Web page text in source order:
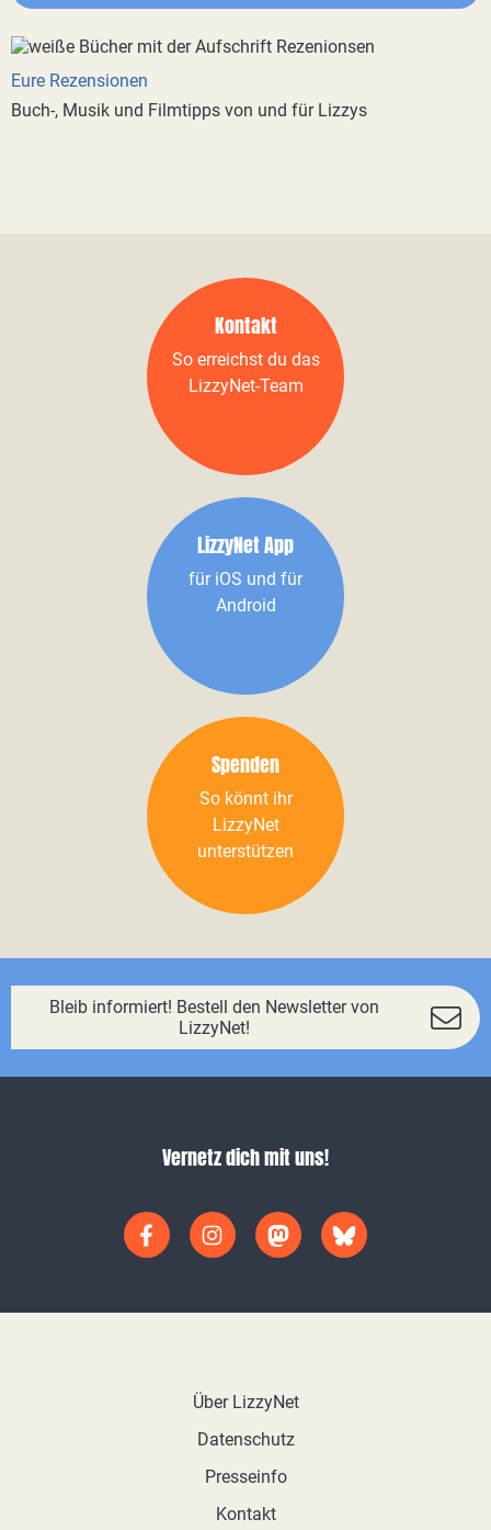
Eure Rezensionen
Buch-, Musik und Filmtipps von und für Lizzys
Kontakt
So erreichst du das
LizzyNet-Team
LizzyNet App
für iOS und für
Android
Spenden
So könnt ihr
LizzyNet
unterstützen
Bleib informiert! Bestell den Newsletter von
LizzyNet!
Vernetz dich mit uns!
Über LizzyNet
Datenschutz
Presseinfo
Kontakt